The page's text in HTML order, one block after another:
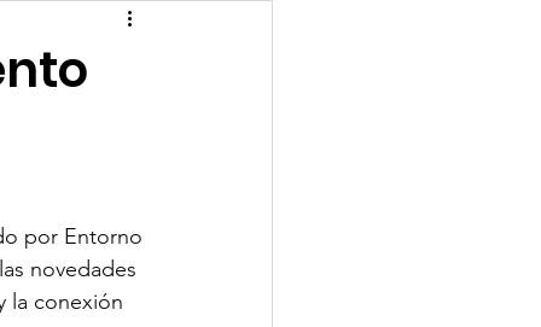
por Entorno
novedades
la conexión